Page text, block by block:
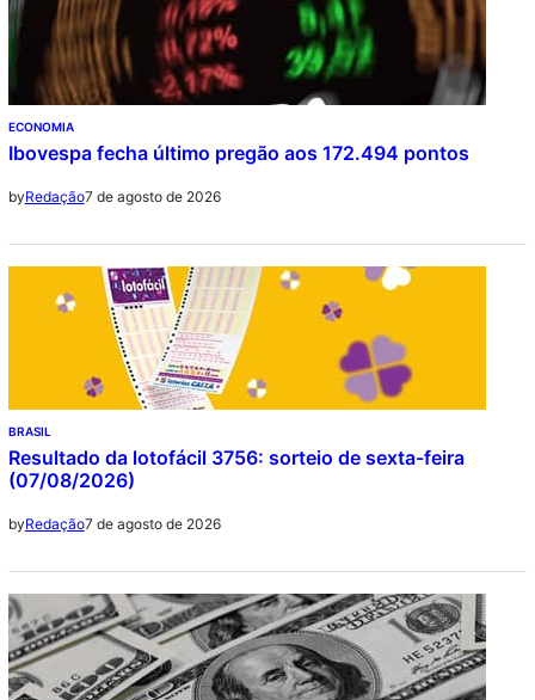
ECONOMIA
Ibovespa fecha último pregão aos 172.494 pontos
byRedação7 de agosto de 2026
BRASIL
Resultado da lotofácil 3756: sorteio de sexta-feira
(07/08/2026)
byRedação7 de agosto de 2026